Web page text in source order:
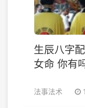
生辰八字
女命 你有
法事法术